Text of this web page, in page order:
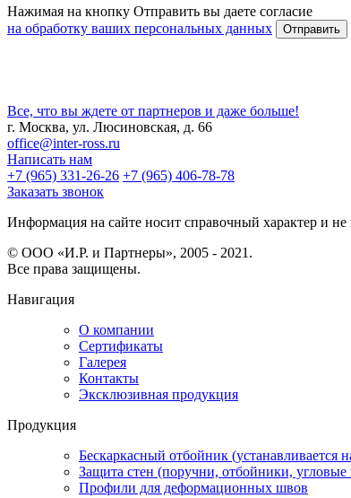
Нажимая на кнопку Отправить вы даете согласие
на обработку ваших персональных данных
Все, что вы ждете от партнеров и даже больше!
г. Москва, ул. Люсиновская, д. 66
office@inter-ross.ru
Написать нам
+7 (965) 331-26-26 +7 (965) 406-78-78
Заказать звонок
Информация на сайте носит справочный характер и
© ООО «И.Р. и Партнеры», 2005 - 2021.
Все права защищены.
Навигация
О компании
Сертификаты
Галерея
Контакты
Эксклюзивная продукция
Продукция
Бескаркасный отбойник (устанавливается
Защита стен (поручни, отбойники, угловые
Профили для деформационных швов